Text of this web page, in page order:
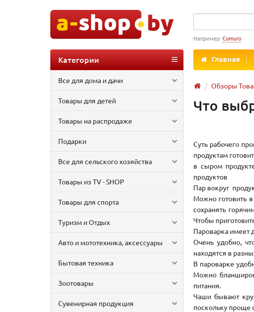
Например: Comuro
Главная
Категории
Все для дома и дачи
Товары для детей
Товары на распродаже
Подарки
Все для сельского хозяйства
Товары из TV - SHOP
Товары для спорта
Туризм и Отдых
Авто и мототехника, аксессуары
Бытовая техника
Зоотовары
Сувенирная продукция
Обзоры
Что
Суть рабочего
продуктам
в сыром
продуктов
Пар вокруг
Можно готовить
сохранять
Чтобы
Пароварка имеет
Очень удобно,
находятся в
В пароварке
Можно
питания.
Чаши бывают
поскольку проще